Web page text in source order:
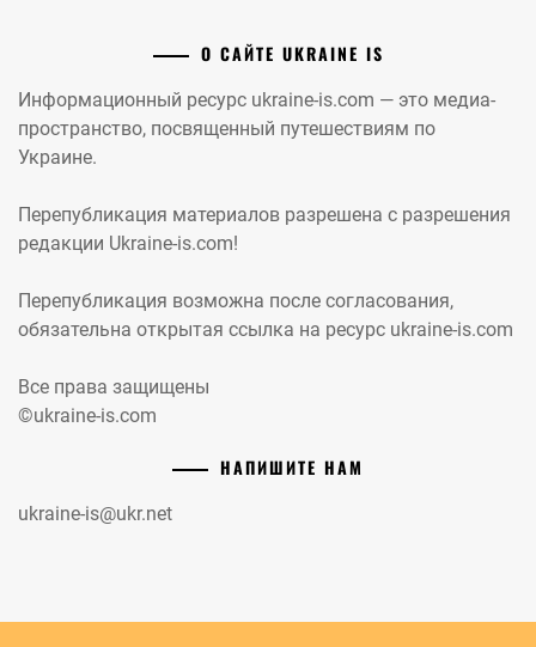
О САЙТЕ UKRAINE IS
Информационный ресурс ukraine-is.com — это медиа-
пространство, посвященный путешествиям по
Украине.
Перепубликация материалов разрешена с разрешения
редакции Ukraine-is.com!
Перепубликация возможна после согласования,
обязательна открытая ссылка на ресурс ukraine-is.com
Все права защищены
©ukraine-is.com
НАПИШИТЕ НАМ
ukraine-is@ukr.net